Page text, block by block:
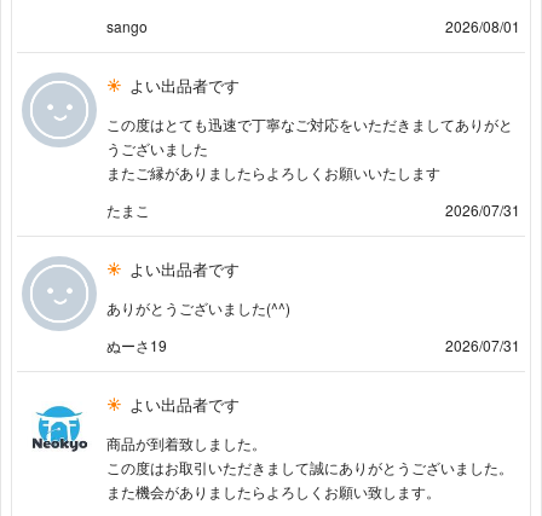
sango 2026/08/01
よい出品者です
この度はとても迅速で丁寧なご対応をいただきましてありがと
うございました
またご縁がありましたらよろしくお願いいたします
たまこ
2026/07/31
よい出品者です
ありがとうございました(^^)
ぬーさ19
2026/07/31
よい出品者です
商品が到着致しました。
この度はお取引いただきまして誠にありがとうございました。
また機会がありましたらよろしくお願い致します。